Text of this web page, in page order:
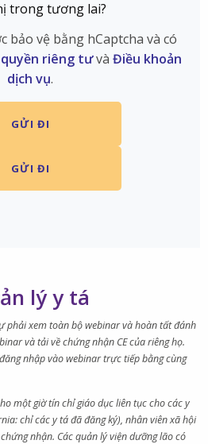
trong tương lai?
bảo vệ bằng hCaptcha và có
quyền riêng tưvà Điều khoản
dịch vụ.
lý y tá
phải xem toàn bộ webinar và hoàn tất đánh
và tải về chứng nhận CE của riêng họ.
nhập vào webinar trực tiếp bằng cùng
một giờ tín chỉ giáo dục liên tục cho các y
chỉ các y tá đã đăng ký), nhân viên xã hội
nhận. Các quản lý viện dưỡng lão có